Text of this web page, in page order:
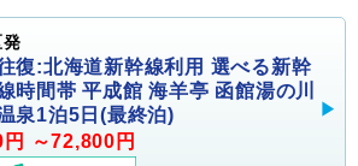
復:北海道新幹線利用 選べる新幹
時間帯 平成館 海羊亭 函館湯の川
泉1泊5日(最終泊)
～72,800円